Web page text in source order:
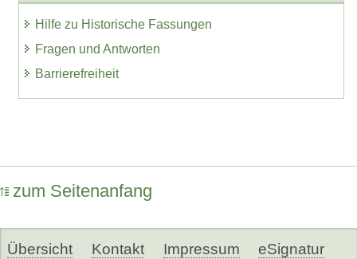
Hilfe zu Historische Fassungen
Fragen und Antworten
Barrierefreiheit
zum Seitenanfang
Übersicht Kontakt Impressum eSignatur